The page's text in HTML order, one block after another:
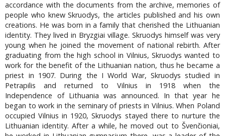
accordance with the documents from the archive, memories of
people who knew Skruodys, the articles published and his own
creations. He was born in a family that cherished the Lithuanian
identity. They lived in Bryzgiai village. Skruodys himself was very
young when he joined the movement of national rebirth. After
graduating from the high school in Vilnius, Skruodys wanted to
work for the benefit of the Lithuanian nation, thus he became a
priest in 1907. During the I World War, Skruodys studied in
Petrapilis and returned to Vilnius in 1918 when the
Independence of Lithuania was announced. In that year he
began to work in the seminary of priests in Vilnius. When Poland
occupied Vilnius in 1920, Skruodys stayed there to nurture the
Lithuanian identity. After a while, he moved out to Švenčioniai,